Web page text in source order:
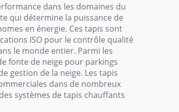
dans les domaines du
qui détermine la puissance de
en énergie. Ces tapis sont
ISO pour le contrôle qualité
le monde entier. Parmi les
fonte de neige pour parkings
gestion de la neige. Les tapis
dans de nombreux
systèmes de tapis chauffants